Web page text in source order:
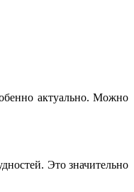
актуально. Можно
Это значительно